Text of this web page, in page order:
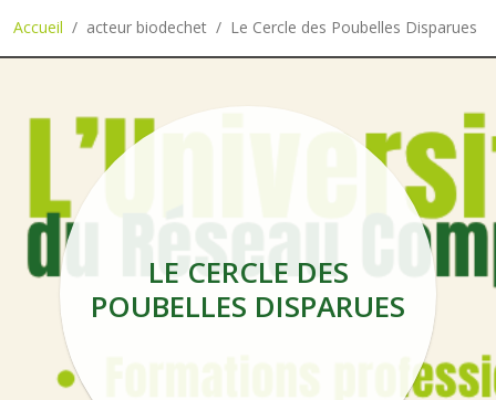
Accueil acteur biodechet Le Cercle des Poubelles Disparues
LE CERCLE DES
POUBELLES DISPARUES